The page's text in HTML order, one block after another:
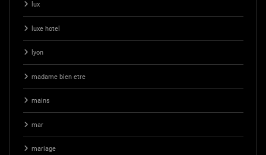
lux
luxe hotel
lyon
madame bien etre
mains
mar
mariage